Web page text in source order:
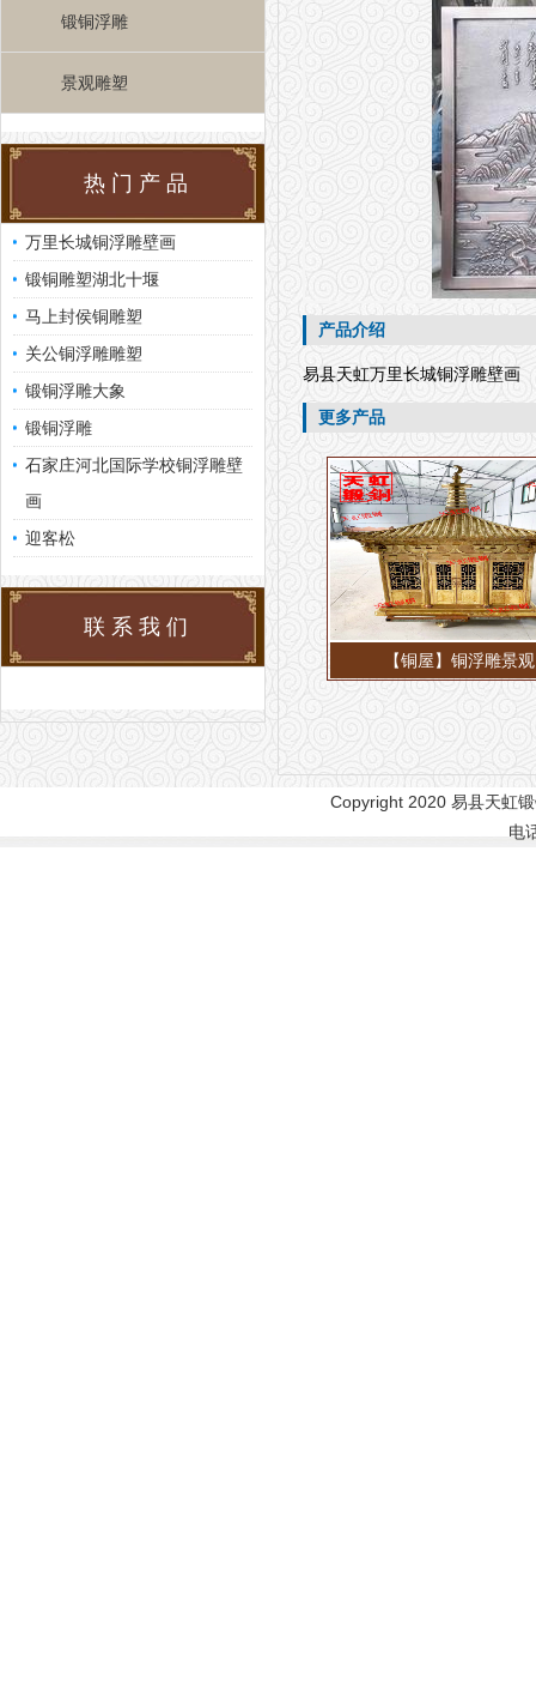
锻铜浮雕
景观雕塑
热门产品
万里长城铜浮雕壁画
锻铜雕塑湖北十堰
马上封侯铜雕塑
关公铜浮雕雕塑
锻铜浮雕大象
锻铜浮雕
石家庄河北国际学校铜浮雕壁
画
迎客松
联系我们
产品介绍
易县天虹万里长城铜浮雕壁画
更多产品
【铜屋】铜浮雕景观
Copyright 2020 易县天虹
电